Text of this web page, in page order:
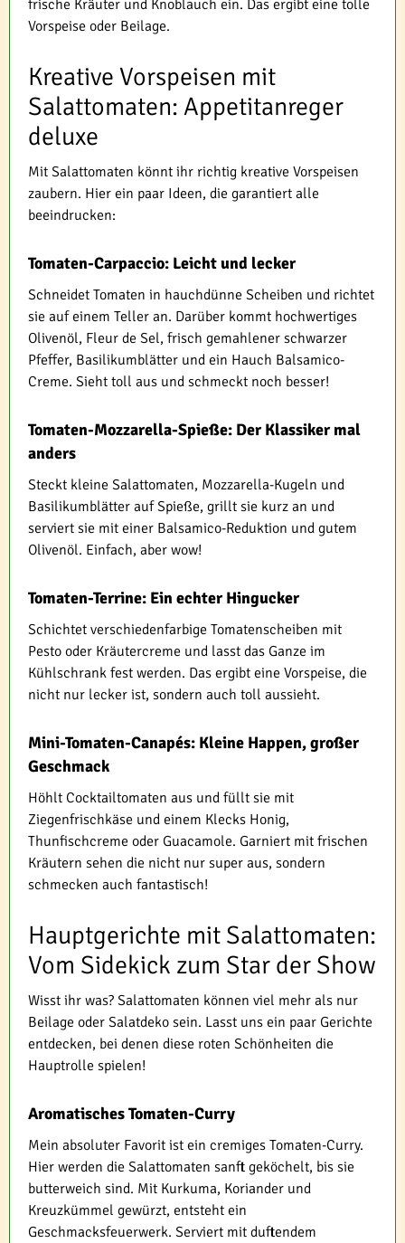
frische Kräuter und Knoblauch ein. Das ergibt eine tolle
Vorspeise oder Beilage.
Kreative Vorspeisen mit
Salattomaten: Appetitanreger
deluxe
Mit Salattomaten könnt ihr richtig kreative Vorspeisen
zaubern. Hier ein paar Ideen, die garantiert alle
beeindrucken:
Tomaten-Carpaccio: Leicht und lecker
Schneidet Tomaten in hauchdünne Scheiben und richtet
sie auf einem Teller an. Darüber kommt hochwertiges
Olivenöl, Fleur de Sel, frisch gemahlener schwarzer
Pfeffer, Basilikumblätter und ein Hauch Balsamico-
Creme. Sieht toll aus und schmeckt noch besser!
Tomaten-Mozzarella-Spieße: Der Klassiker mal
anders
Steckt kleine Salattomaten, Mozzarella-Kugeln und
Basilikumblätter auf Spieße, grillt sie kurz an und
serviert sie mit einer Balsamico-Reduktion und gutem
Olivenöl. Einfach, aber wow!
Tomaten-Terrine: Ein echter Hingucker
Schichtet verschiedenfarbige Tomatenscheiben mit
Pesto oder Kräutercreme und lasst das Ganze im
Kühlschrank fest werden. Das ergibt eine Vorspeise, die
nicht nur lecker ist, sondern auch toll aussieht.
Mini-Tomaten-Canapés: Kleine Happen, großer
Geschmack
Höhlt Cocktailtomaten aus und füllt sie mit
Ziegenfrischkäse und einem Klecks Honig,
Thunfischcreme oder Guacamole. Garniert mit frischen
Kräutern sehen die nicht nur super aus, sondern
schmecken auch fantastisch!
Hauptgerichte mit Salattomaten:
Vom Sidekick zum Star der Show
Wisst ihr was? Salattomaten können viel mehr als nur
Beilage oder Salatdeko sein. Lasst uns ein paar Gerichte
entdecken, bei denen diese roten Schönheiten die
Hauptrolle spielen!
Aromatisches Tomaten-Curry
Mein absoluter Favorit ist ein cremiges Tomaten-Curry.
Hier werden die Salattomaten sanft geköchelt, bis sie
butterweich sind. Mit Kurkuma, Koriander und
Kreuzkümmel gewürzt, entsteht ein
Geschmacksfeuerwerk. Serviert mit duftendem